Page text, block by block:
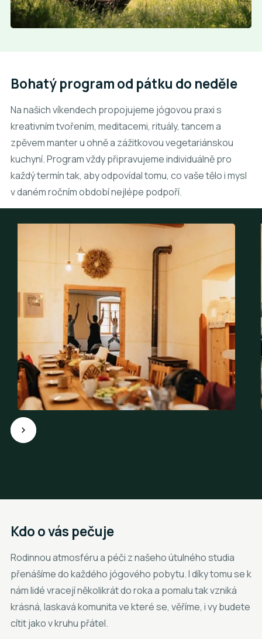
Bohatý program od pátku do neděle
Na našich víkendech propojujeme jógovou praxi s
kreativním tvořením, meditacemi, rituály, tancem a
zpěvem manter u ohně a zážitkovou vegetariánskou
kuchyní. Program vždy připravujeme individuálně pro
každý termín tak, aby odpovídal tomu, co vaše tělo i mysl
v daném ročním období nejlépe podpoří.
Kdo o vás pečuje
Rodinnou atmosféru a péči z našeho útulného studia
přenášíme do každého jógového pobytu. I díky tomu se k
nám lidé vracejí několikrát do roka a pomalu tak vzniká
krásná, laskavá komunita ve které se, věříme, i vy budete
cítit jako v kruhu přátel.